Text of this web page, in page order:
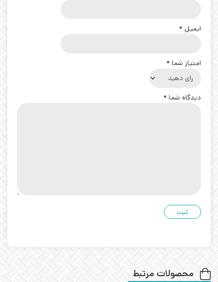
ایمیل *
امتیاز شما *
دیدگاه شما *
محصولات مرتبط